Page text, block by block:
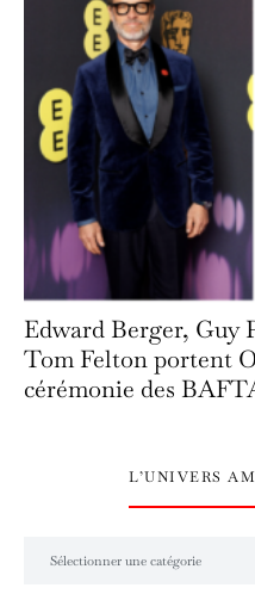
Edward Berger, Guy
Tom Felton portent
cérémonie des
L’UNIVERS